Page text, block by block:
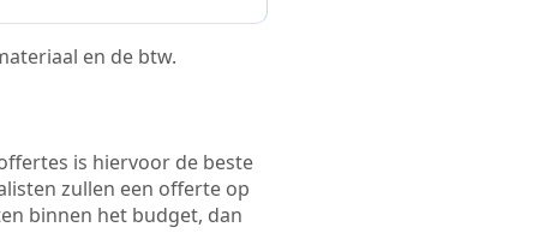
en de btw.
is hiervoor de beste
zullen een offerte op
binnen het budget, dan